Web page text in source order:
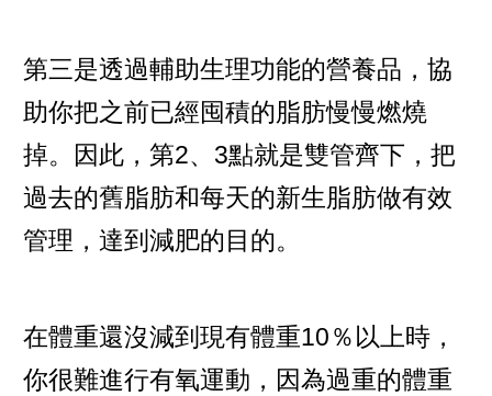
第三是透過輔助生理功能的營養品，協
助你把之前已經囤積的脂肪慢慢燃燒
掉。因此，第2、3點就是雙管齊下，把
過去的舊脂肪和每天的新生脂肪做有效
管理，達到減肥的目的。
在體重還沒減到現有體重10％以上時，
你很難進行有氧運動，因為過重的體重